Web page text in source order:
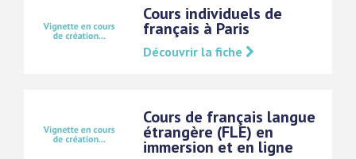
Cours individuels de
français à Paris
Découvrir la fiche
Cours de français langue
étrangère (FLE) en
immersion et en ligne